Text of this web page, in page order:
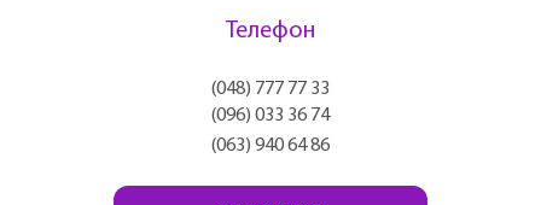
Телефон
(048) 777 77 33
(096) 033 36 74
(063) 940 64 86